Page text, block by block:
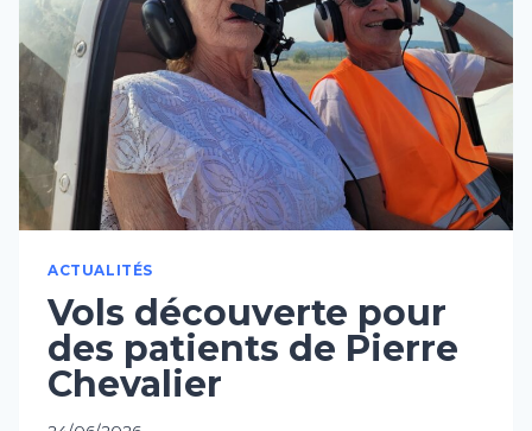
ACTUALITÉS
Vols découverte pour
des patients de Pierre
Chevalier